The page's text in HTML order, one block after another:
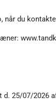
når du
d. 25/07/2026